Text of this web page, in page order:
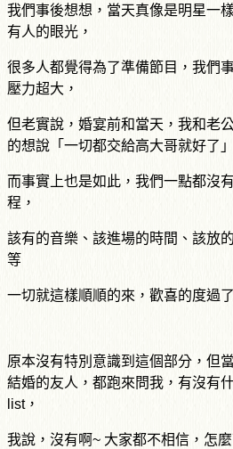
我們事後想想，當天真像是明星一
有人的眼光，
很多人都覺得為了準備節目，我們
壓力超大，
但老實說，婚宴前和當天，我和老
的想說「一切都交給高大哥就好了」
而事實上也是如此，我們一點都沒
程，
該有的音樂、該進場的時間、該放
等
一切就這樣順順的來，歡喜的度過
原本沒有特別意識到這個部分，但
結婚的友人，都跑來問我，有沒有
list，
我說，沒有啊~ 大家都不相信，怎